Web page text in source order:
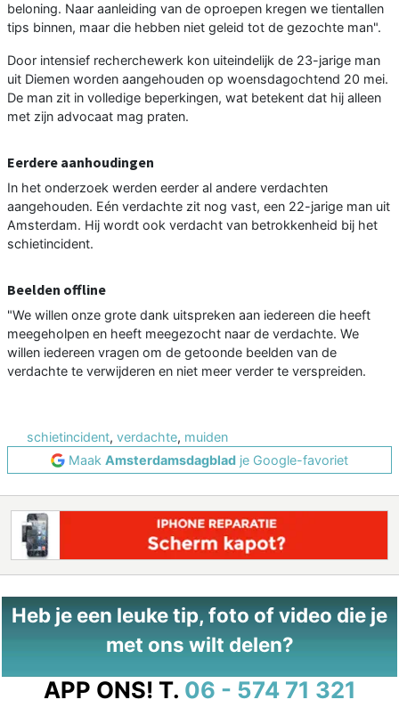
beloning. Naar aanleiding van de oproepen kregen we tientallen
tips binnen, maar die hebben niet geleid tot de gezochte man".
Door intensief recherchewerk kon uiteindelijk de 23-jarige man
uit Diemen worden aangehouden op woensdagochtend 20 mei.
De man zit in volledige beperkingen, wat betekent dat hij alleen
met zijn advocaat mag praten.
Eerdere aanhoudingen
In het onderzoek werden eerder al andere verdachten
aangehouden. Eén verdachte zit nog vast, een 22-jarige man uit
Amsterdam. Hij wordt ook verdacht van betrokkenheid bij het
schietincident.
Beelden offline
"We willen onze grote dank uitspreken aan iedereen die heeft
meegeholpen en heeft meegezocht naar de verdachte. We
willen iedereen vragen om de getoonde beelden van de
verdachte te verwijderen en niet meer verder te verspreiden.
schietincident, verdachte, muiden
Maak Amsterdamsdagblad je Google-favoriet
Heb je een leuke tip, foto of video die je
met ons wilt delen?
APP ONS! T. 06 - 574 71 321